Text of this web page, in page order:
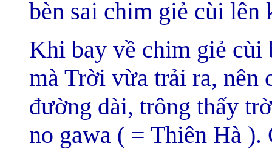
bèn sai chim giẻ cùi lên
Khi bay về chim giẻ cùi
mà Trời vừa trải ra, nên
đường dài, trông thấy
no gawa ( = Thiên Hà ).